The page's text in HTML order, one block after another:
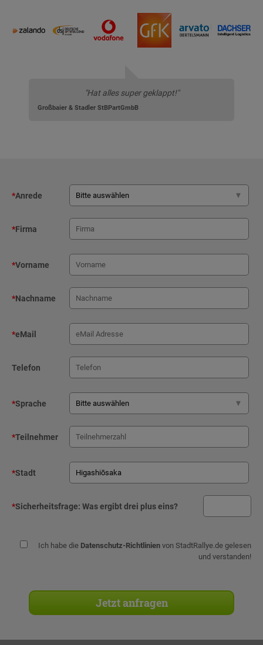
"Hat alles super geklappt!"
Großbaier & Stadler StBPartGmbB
*Anrede
*Firma
*Vorname
*Nachname
*eMail
Telefon
*Sprache
*Teilnehmer
*Stadt
*Sicherheitsfrage: Was ergibt drei plus eins?
Ich habe die Datenschutz-Richtlinien von StadtRallye.de gelesen
und verstanden!